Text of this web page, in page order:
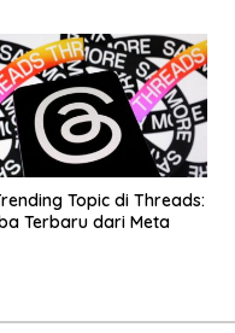
Topic di Threads:
Terbaru dari Meta